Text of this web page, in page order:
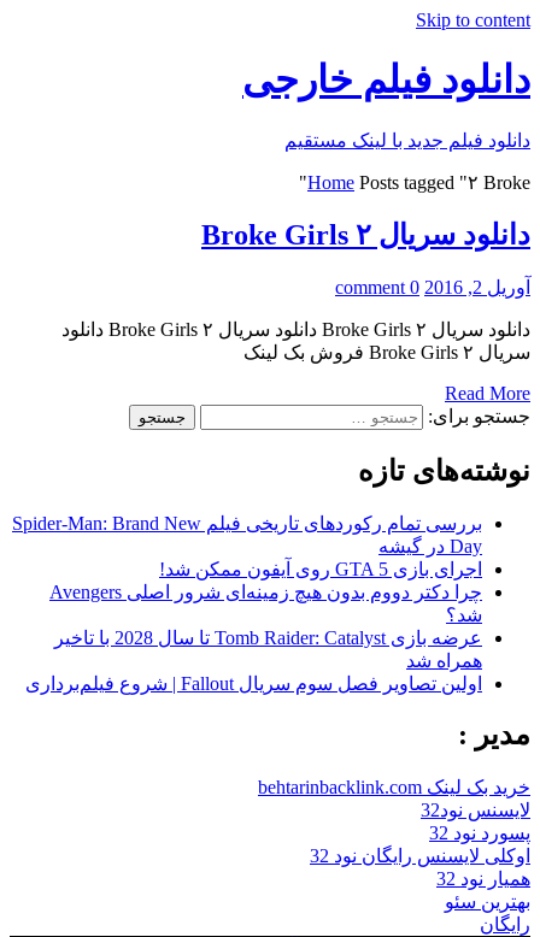
Skip to content
دانلود فیلم خارجی
دانلود فیلم جدید با لینک مستقیم
Home Posts tagged "۲ Broke"
دانلود سریال ۲ Broke Girls
آوریل 2, 2016 0 comment
دانلود سریال ۲ Broke Girls دانلود سریال ۲ Broke Girls دانلود
سریال ۲ Broke Girls فروش بک لینک
Read More
جستجو برای:
نوشته‌های تازه
بررسی تمام رکوردهای تاریخی فیلم Spider-Man: Brand New
Day در گیشه
اجرای بازی GTA 5 روی آیفون ممکن شد!
چرا دکتر دووم بدون هیچ زمینه‌ای شرور اصلی Avengers
شد؟
عرضه بازی Tomb Raider: Catalyst تا سال 2028 با تاخیر
همراه شد
اولین تصاویر فصل سوم سریال Fallout | شروع فیلم‌برداری
مدیر :
خرید بک لینک behtarinbacklink.com
لایسنس نود32
پسورد نود 32
اوکلی لایسنس رایگان نود 32
همیار نود 32
بهترین سئو
رایگان